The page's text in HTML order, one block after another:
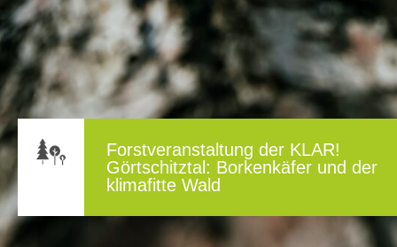
Forstveranstaltung der KLAR!
Görtschitztal: Borkenkäfer und der
klimafitte Wald